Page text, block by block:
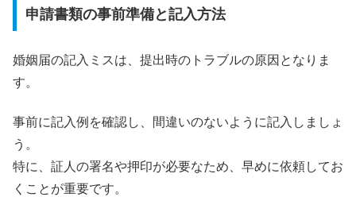
申請書類の事前準備と記入方法
婚姻届の記入ミスは、提出時のトラブルの原因となりま
す。
事前に記入例を確認し、間違いのないように記入しましょ
う。
特に、証人の署名や押印が必要なため、早めに依頼してお
くことが重要です。